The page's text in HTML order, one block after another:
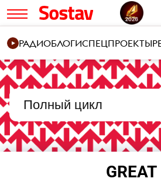
РАДИОБЛОГИСПЕЦПРОЕКТЫ
Полный цикл
GREAT